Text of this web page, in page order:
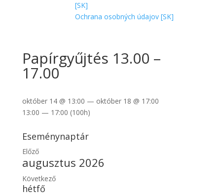
[SK]
Ochrana osobných údajov [SK]
Papírgyűjtés 13.00 –
17.00
október 14 @ 13:00 — október 18 @ 17:00
13:00 — 17:00 (100h)
Eseménynaptár
Előző
augusztus 2026
Következő
hétfő